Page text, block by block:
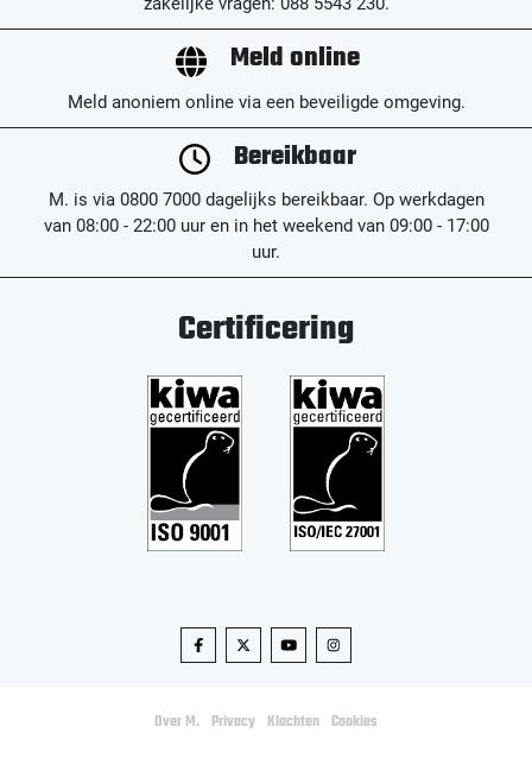
Meld online
Meld anoniem online via een beveiligde omgeving.
Bereikbaar
M. is via 0800 7000 dagelijks bereikbaar. Op werkdagen
van 08:00 - 22:00 uur en in het weekend van 09:00 - 17:00
uur.
Certificering
Over M. Privacy Klachten Cookies